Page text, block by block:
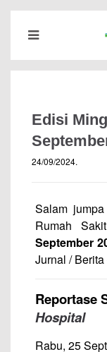
Edisi
24/09/2024.
Salam
Rumah
September
Jurnal /
Reportase
Hospital
Rabu, 25